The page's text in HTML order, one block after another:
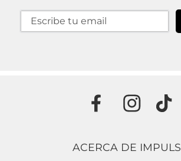
ACERCA DE IMPULS